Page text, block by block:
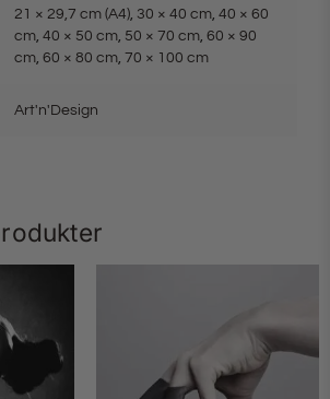
21 × 29,7 cm (A4), 30 × 40 cm, 40 × 60
cm, 40 × 50 cm, 50 × 70 cm, 60 × 90
cm, 60 × 80 cm, 70 × 100 cm
Art'n'Design